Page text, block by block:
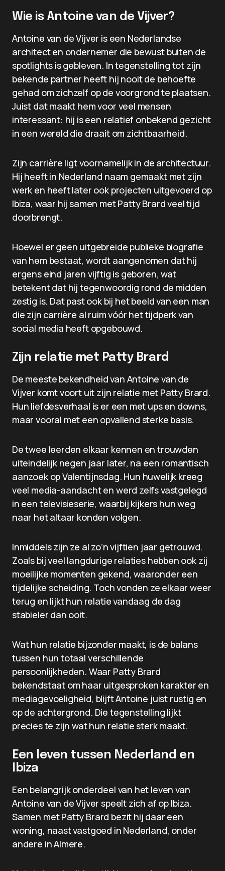
Wie is Antoine van de Vijver?
Antoine van de Vijver is een Nederlandse
architect en ondernemer die bewust buiten de
spotlights is gebleven. In tegenstelling tot zijn
bekende partner heeft hij nooit de behoefte
gehad om zichzelf op de voorgrond te plaatsen.
Juist dat maakt hem voor veel mensen
interessant: hij is een relatief onbekend gezicht
in een wereld die draait om zichtbaarheid.
Zijn carrière ligt voornamelijk in de architectuur.
Hij heeft in Nederland naam gemaakt met zijn
werk en heeft later ook projecten uitgevoerd op
Ibiza, waar hij samen met Patty Brard veel tijd
doorbrengt.
Hoewel er geen uitgebreide publieke biografie
van hem bestaat, wordt aangenomen dat hij
ergens eind jaren vijftig is geboren, wat
betekent dat hij tegenwoordig rond de midden
zestig is. Dat past ook bij het beeld van een man
die zijn carrière al ruim vóór het tijdperk van
social media heeft opgebouwd.
Zijn relatie met Patty Brard
De meeste bekendheid van Antoine van de
Vijver komt voort uit zijn relatie met Patty Brard.
Hun liefdesverhaal is er een met ups en downs,
maar vooral met een opvallend sterke basis.
De twee leerden elkaar kennen en trouwden
uiteindelijk negen jaar later, na een romantisch
aanzoek op Valentijnsdag. Hun huwelijk kreeg
veel media-aandacht en werd zelfs vastgelegd
in een televisieserie, waarbij kijkers hun weg
naar het altaar konden volgen.
Inmiddels zijn ze al zo’n vijftien jaar getrouwd.
Zoals bij veel langdurige relaties hebben ook zij
moeilijke momenten gekend, waaronder een
tijdelijke scheiding. Toch vonden ze elkaar weer
terug en lijkt hun relatie vandaag de dag
stabieler dan ooit.
Wat hun relatie bijzonder maakt, is de balans
tussen hun totaal verschillende
persoonlijkheden. Waar Patty Brard
bekendstaat om haar uitgesproken karakter en
mediagevoeligheid, blijft Antoine juist rustig en
op de achtergrond. Die tegenstelling lijkt
precies te zijn wat hun relatie sterk maakt.
Een leven tussen Nederland en
Ibiza
Een belangrijk onderdeel van het leven van
Antoine van de Vijver speelt zich af op Ibiza.
Samen met Patty Brard bezit hij daar een
woning, naast vastgoed in Nederland, onder
andere in Almere.